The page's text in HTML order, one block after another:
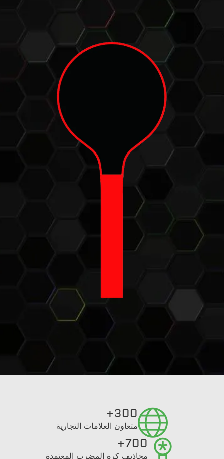
300+
متعاون العلامات التجارية
700+
مجاذيف كرة المضرب المعتمدة